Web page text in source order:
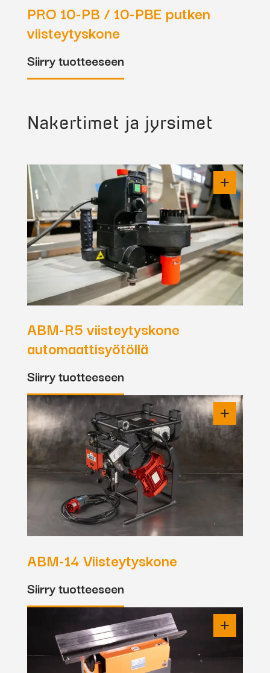
PRO 10-PB / 10-PBE putken
viisteytyskone
Siirry tuotteeseen
Nakertimet ja jyrsimet
ABM-R5 viisteytyskone
automaattisyötöllä
Siirry tuotteeseen
ABM-14 Viisteytyskone
Siirry tuotteeseen